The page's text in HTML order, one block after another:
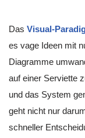
Das Visual-
es vage Ideen mit
Diagramme
auf einer Serviette
und das System
geht nicht nur
schneller